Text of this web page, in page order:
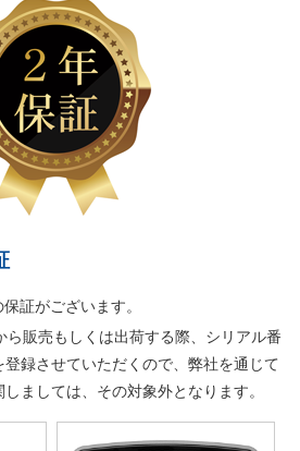
保証がございます。
ら販売もしくは出荷する際、シリアル番
録させていただくので、弊社を通じて
ましては、その対象外となります。